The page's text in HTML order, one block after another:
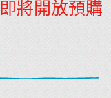
屏東 臺中 彰化
將開放預購